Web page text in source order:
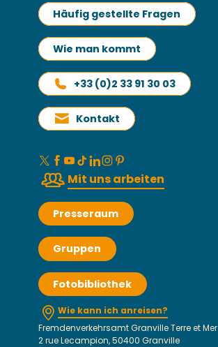
Häufig gestellte Fragen
Wie man kommt
+33 (0)2 33 91 30 03
Kontakt
Mit uns arbeiten
Presseraum
Gruppen
Fotobibliothek
Wie kann ich anreisen?
Fremdenverkehrsamt Granville Terre et Mer
2 rue Lecampion, 50400 Granville